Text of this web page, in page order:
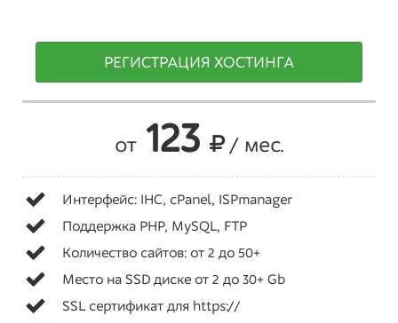
РЕГИСТРАЦИЯ ХОСТИНГА
от123 / мес.
Интерфейс: IHC, cPanel, ISPmanager
Поддержка PHP, MySQL, FTP
Количество сайтов: от 2 до 50+
Место на SSD диске от 2 до 30+ Gb
SSL сертификат для https://